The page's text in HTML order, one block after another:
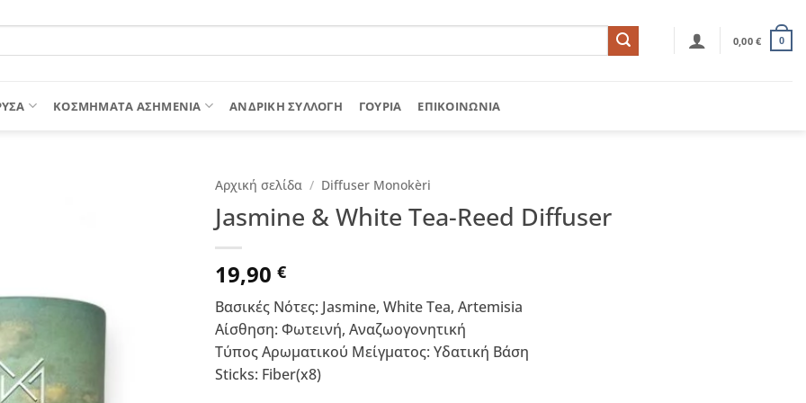
0,00€ 0
ΚΟΣΜΗΜΑΤΑ ΑΣΗΜΕΝΙΑ ΑΝΔΡΙΚΉ ΣΥΛΛΟΓΉ ΓΟΎΡΙΑ ΕΠΙΚΟΙΝΩΝΊΑ
Αρχική σελίδα / Diffuser Monokèri
Jasmine & White Tea-Reed Diffuser
19,90 €
Βασικές Νότες: Jasmine, White Tea, Artemisia
Αίσθηση: Φωτεινή, Αναζωογονητική
Τύπος Αρωματικού Μείγματος: Υδατική Βάση
Sticks: Fiber(x8)